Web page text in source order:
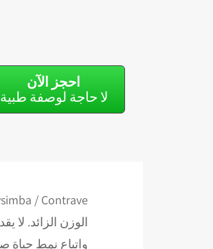
احجز الآن
لا حاجة لوصفة طبية
الوزن الزائد. لا